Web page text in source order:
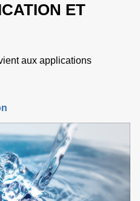
ET
aux applications